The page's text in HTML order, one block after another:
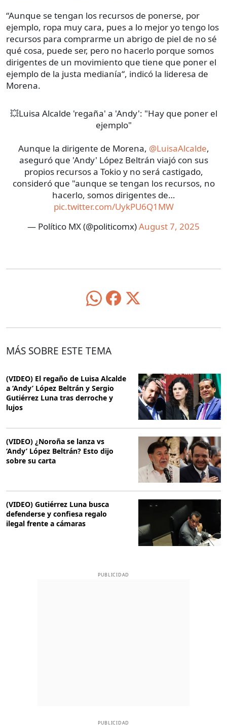
“Aunque se tengan los recursos de ponerse, por
ejemplo, ropa muy cara, pues a lo mejor yo tengo los
recursos para comprarme un abrigo de piel de no sé
qué cosa, puede ser, pero no hacerlo porque somos
dirigentes de un movimiento que tiene que poner el
ejemplo de la justa medianía“, indicó la lideresa de
Morena.
💥Luisa Alcalde 'regaña' a 'Andy': "Hay que poner el
ejemplo"
Aunque la dirigente de Morena, @LuisaAlcalde,
aseguró que 'Andy' López Beltrán viajó con sus
propios recursos a Tokio y no será castigado,
consideró que "aunque se tengan los recursos, no
hacerlo, somos dirigentes de…
pic.twitter.com/UykPU6Q1MW
— Político MX (@politicomx)August 7, 2025
MÁS SOBRE ESTE TEMA
(VIDEO) El regaño de Luisa Alcalde
a ‘Andy’ López Beltrán y Sergio
Gutiérrez Luna tras derroche y
lujos
(VIDEO) ¿Noroña se lanza vs
‘Andy’ López Beltrán? Esto dijo
sobre su carta
(VIDEO) Gutiérrez Luna busca
defenderse y confiesa regalo
ilegal frente a cámaras
PUBLICIDAD
PUBLICIDAD